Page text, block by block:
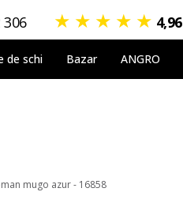
306 ★ ★ ★ ★ ★ 4,96
de schi Bazar ANGRO
mugo azur - 16858